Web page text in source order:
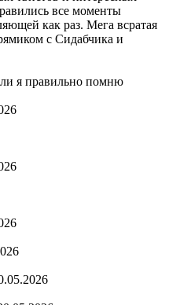
все моменты
как раз. Мега всратая
с Сидабчика и
я правильно помню